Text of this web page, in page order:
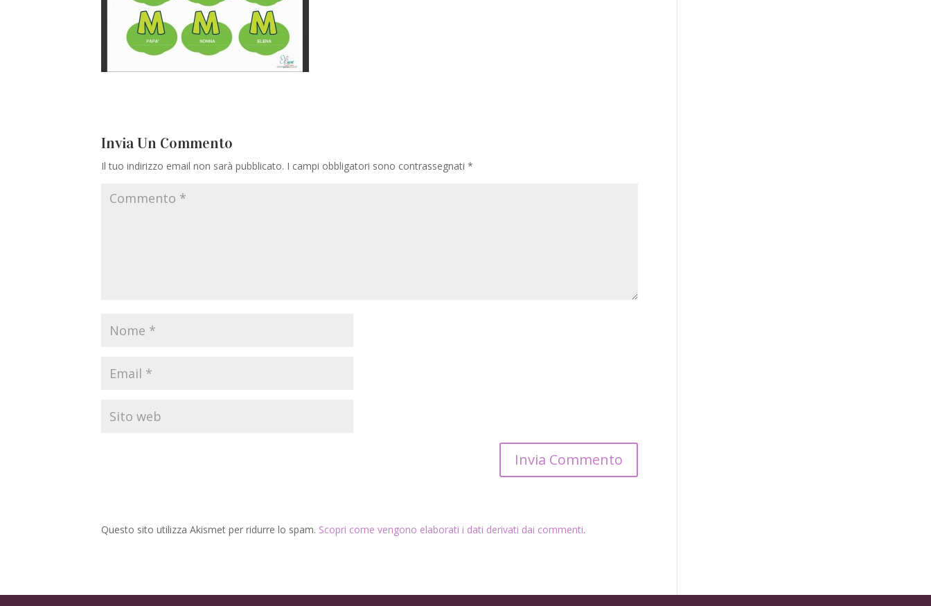
Invia Un Commento
Il tuo indirizzo email non sarà pubblicato. I campi obbligatori sono contrassegnati *
Questo sito utilizza Akismet per ridurre lo spam. Scopri come vengono elaborati i dati derivati dai commenti.